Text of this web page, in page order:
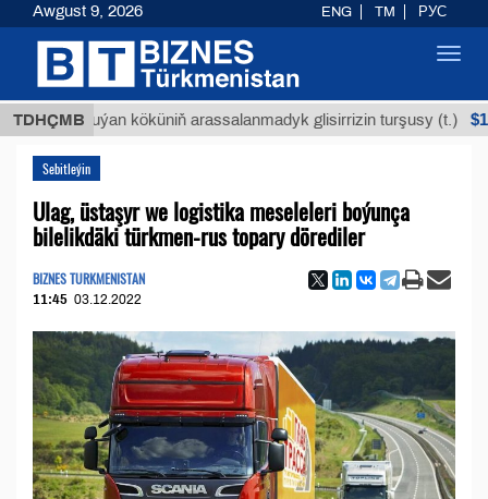
TDHÇMB
Buýan köküniň arassalanmadyk glisirrizin turşusy (t.) $12935,18
Sebitleýin
Ulag, üstaşyr we logistika meseleleri boýunça
bilelikdäki türkmen-rus topary dörediler
BIZNES TURKMENISTAN
11:45 03.12.2022
Awgust 9, 2026 ENG TM РУС